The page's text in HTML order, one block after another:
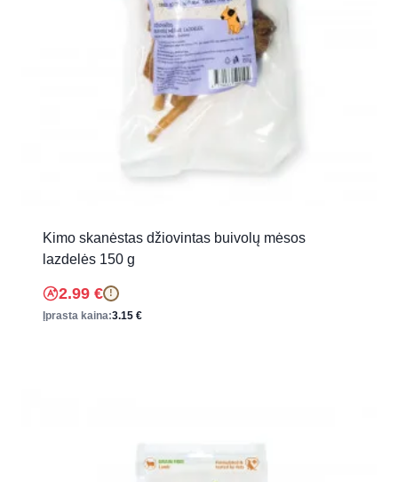
Kimo skanėstas džiovintas buivolų mėsos
lazdelės 150 g
2.99 € !
Įprasta kaina:3.15 €